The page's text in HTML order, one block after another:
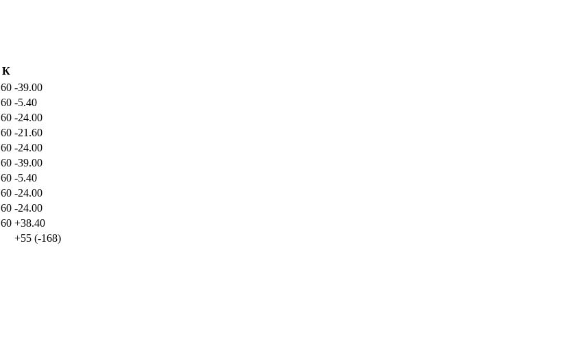
К
60 -39.00
60 -5.40
60 -24.00
60 -21.60
60 -24.00
60 -39.00
60 -5.40
60 -24.00
60 -24.00
60 +38.40
+55 (-168)